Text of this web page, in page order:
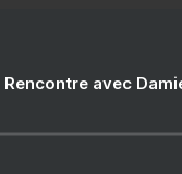
avec